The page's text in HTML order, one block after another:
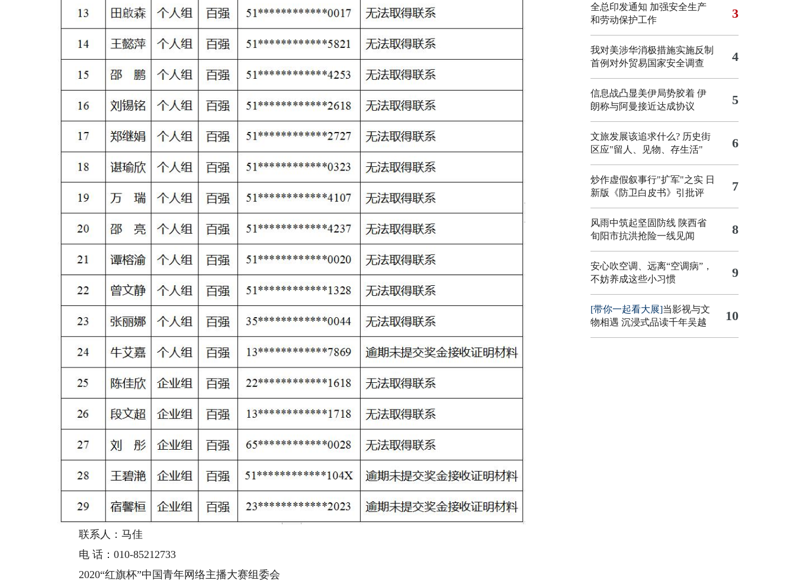
联系人：马佳
电 话：010-85212733
2020“红旗杯”中国青年网络主播大赛组委会
全总印发通知 加强安全生产
和劳动保护工作
3
我对美涉华消极措施实施反制
首例对外贸易国家安全调查
4
信息战凸显美伊局势胶着 伊
朗称与阿曼接近达成协议
5
文旅发展该追求什么? 历史街
区应"留人、见物、存生活"
6
炒作虚假叙事行"扩军"之实 日
新版《防卫白皮书》引批评
7
风雨中筑起坚固防线 陕西省
旬阳市抗洪抢险一线见闻
8
安心吹空调、远离“空调病”，
不妨养成这些小习惯
9
[带你一起看大展]当影视与文
物相遇 沉浸式品读千年吴越
10